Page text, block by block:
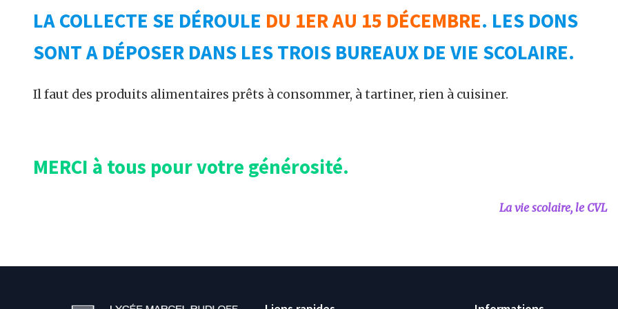
LA COLLECTE SE DÉROULE DU 1ER AU 15 DÉCEMBRE. LES DONS
SONT A DÉPOSER DANS LES TROIS BUREAUX DE VIE SCOLAIRE.
Il faut des produits alimentaires prêts à consommer, à tartiner, rien à cuisiner.
MERCI à tous pour votre générosité.
La vie scolaire, le CVL